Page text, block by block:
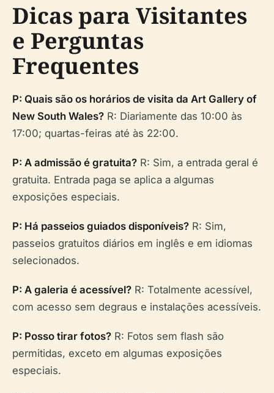
Dicas para Visitantes
e Perguntas
Frequentes
P: Quais são os horários de visita da Art Gallery of
New South Wales? R: Diariamente das 10:00 às
17:00; quartas-feiras até às 22:00.
P: A admissão é gratuita? R: Sim, a entrada geral é
gratuita. Entrada paga se aplica a algumas
exposições especiais.
P: Há passeios guiados disponíveis? R: Sim,
passeios gratuitos diários em inglês e em idiomas
selecionados.
P: A galeria é acessível? R: Totalmente acessível,
com acesso sem degraus e instalações acessíveis.
P: Posso tirar fotos? R: Fotos sem flash são
permitidas, exceto em algumas exposições
especiais.